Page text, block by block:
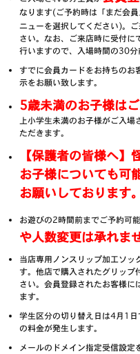
なります(ご予約時は「まだ会
ニューを選択してください)。
さい。なお、ご来店時に受付に
行いますので、入場時間の30分
すでに会員カードをお持ちのお
示をお願い致します。
5歳未満のお子様は
上小学生未満のお子様がご入場
ただきます。
【保護者の皆様へ
お子様についても可
お願いしております。
お遊びの2時間前までご予約可能
や人数変更は承れま
当店専用ノンスリップ加工ソッ
す。他店で購入されたグリップ
さい。会員登録されたお客様に
ます。
学生区分の切り替え日は4月1
の料金が発生します。
メールのドメイン指定受信設定